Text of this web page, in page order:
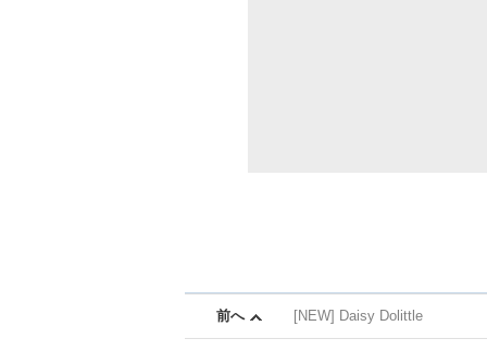
前へ [NEW] Daisy Dolittle